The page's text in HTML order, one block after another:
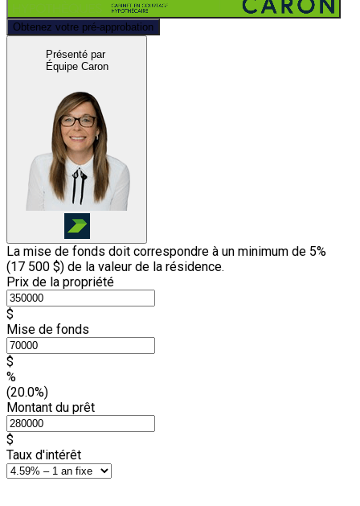
Obtenez votre pré-approbation
Présenté par
Équipe Caron
La mise de fonds doit correspondre à un minimum de 5%
(17 500 $) de la valeur de la résidence.
Prix de la propriété
$
Mise de fonds
$
%
(20.0%)
Montant du prêt
$
Taux d'intérêt